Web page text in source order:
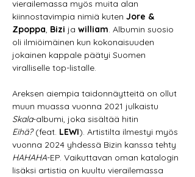
vierailemassa myös muita alan
kiinnostavimpia nimiä kuten Jore &
Zpoppa, Bizi ja william. Albumin suosio
oli ilmiöimäinen kun kokonaisuuden
jokainen kappale päätyi Suomen
viralliselle top-listalle.
Areksen aiempia taidonnäytteitä on ollut
muun muassa vuonna 2021 julkaistu
Skala-albumi, joka sisältää hitin
Eihä? (feat. LEWI). Artistilta ilmestyi myös
vuonna 2024 yhdessä Bizin kanssa tehty
HAHAHA-EP. Vaikuttavan oman katalogin
lisäksi artistia on kuultu vierailemassa